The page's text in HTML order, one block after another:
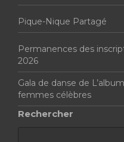
Pique-Nique Partagé
Permanences des
2026
Gala de danse de
femmes célèbres
Rechercher